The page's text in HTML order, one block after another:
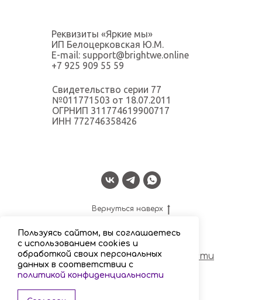
Реквизиты «Яркие мы»
ИП Белоцерковская Ю.М.
E-mail: support@brightwe.online
+7 925 909 55 59
Свидетельство серии 77
№011771503 от 18.07.2011
ОГРНИП 311774619900717
ИНН 772746358426
Вернуться наверх
Политика конфиденциальности
Договор публичной оферты
Согласие на рассылку
Пользуясь сайтом, вы соглашаетесь
с использованием cookies и
обработкой своих персональных
данных в соответствии с
политикой конфиденциальности